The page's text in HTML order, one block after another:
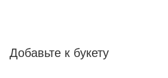
Добавьте к букету